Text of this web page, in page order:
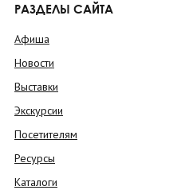
РАЗДЕЛЫ САЙТА
Афиша
Новости
Выставки
Экскурсии
Посетителям
Ресурсы
Каталоги